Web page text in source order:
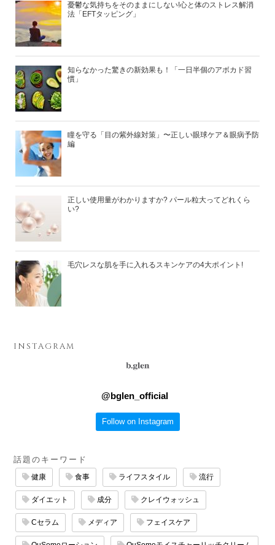
憂鬱な気持ちをそのままにしない!心と体のストレス解消
法「EFTタッピング」
知らなかった驚きの新効果も！「一日半個のアボカド習
慣」
瞳を守る「目の紫外線対策」〜正しい眼球ケア＆眼病予防
編
正しい使用量がわかりますか? パール粒大ってどれくら
い?
毛穴レスな肌を手に入れるスキンケアの4大ポイント!
INSTAGRAM
@bglen_official
Follow on Instagram
話題のキーワード
健康 食事 ライフスタイル 流行
ダイエット 成分 クレイウォッシュ
Cセラム メディア フェイスケア